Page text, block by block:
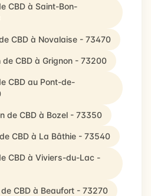
CBD à Saint-Bon-
CBD à Novalaise - 73470
CBD à Grignon - 73200
CBD au Pont-de-
de CBD à Bozel - 73350
CBD à La Bâthie - 73540
CBD à Viviers-du-Lac -
CBD à Beaufort - 73270